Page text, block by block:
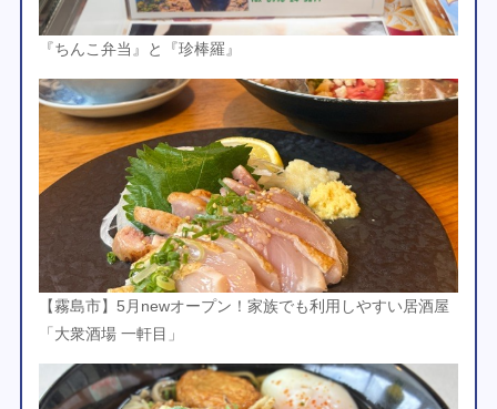
『ちんこ弁当』と『珍棒羅』
【霧島市】5月newオープン！家族でも利用しやすい居酒屋
「大衆酒場 一軒目」